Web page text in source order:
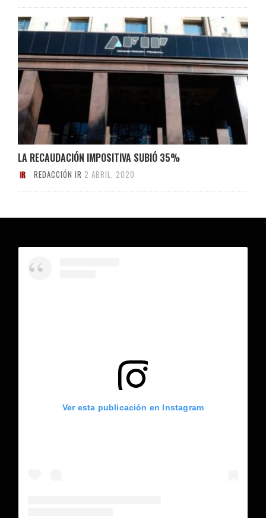
LA RECAUDACIÓN IMPOSITIVA SUBIÓ 35%
REDACCIÓN IR 2 ABRIL, 2020
Ver esta publicación en Instagram